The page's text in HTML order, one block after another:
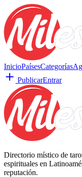
InicioPaísesCategorías
PublicarEntrar
Directorio místico de
espirituales en
reputación.